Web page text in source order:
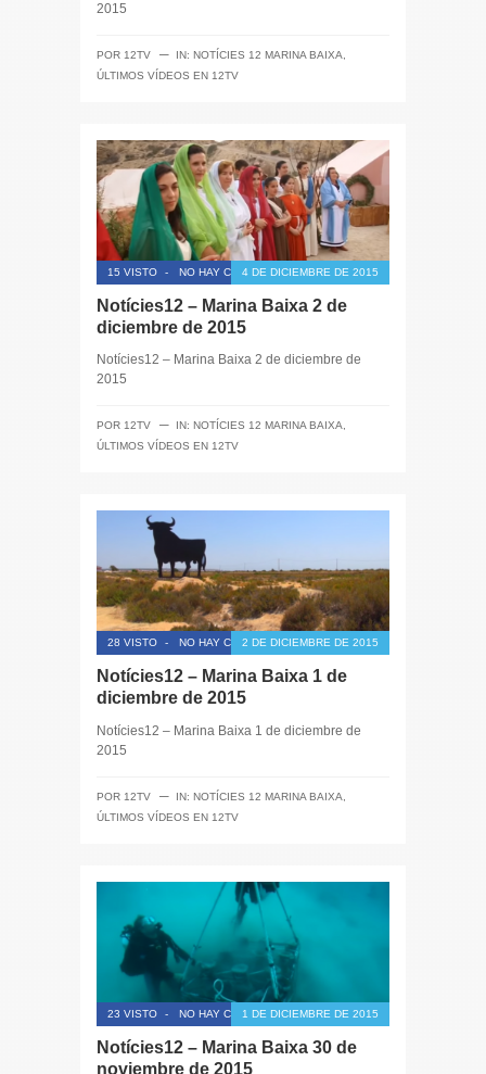
2015
POR 12TV ─ IN: NOTÍCIES 12 MARINA BAIXA
ÚLTIMOS VÍDEOS EN 12TV
15 VISTO - NO HAY COMENTARIOS4 DE DICIEMBRE DE 2015
Notícies12 – Marina Baixa 2 de
diciembre de 2015
Notícies12 – Marina Baixa 2 de diciembre de
2015
POR 12TV ─ IN: NOTÍCIES 12 MARINA BAIXA,
ÚLTIMOS VÍDEOS EN 12TV
28 VISTO - NO HAY COMENTARIOS2 DE DICIEMBRE DE 2015
Notícies12 – Marina Baixa 1 de
diciembre de 2015
Notícies12 – Marina Baixa 1 de diciembre de
2015
POR 12TV ─ IN: NOTÍCIES 12 MARINA BAIXA
ÚLTIMOS VÍDEOS EN 12TV
23 VISTO - NO HAY COMENTARIOS1 DE DICIEMBRE DE 2015
Notícies12 – Marina Baixa 30 de
noviembre de 2015